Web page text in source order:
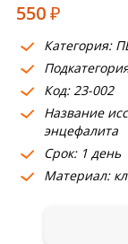
Врачи
Получить
Пациентам
О компании
Где сдать
550₽
Категория:
Код: 23-002
Название
энцефалита
Срок: 1 день
Материал: